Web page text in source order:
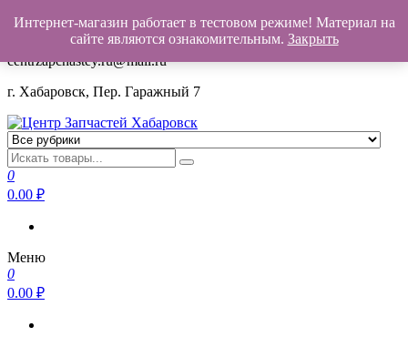
+7(962)503-00-25
centrzapchastey.ru@mail.ru
г. Хабаровск, Пер. Гаражный 7
Центр Запчастей Хабаровск
Запчасти для авто,
мото,бензопил,велосипедов,снегоходов,бензопил и т.д.
Хабаровск
0
0.00 ₽
Меню
0
0.00 ₽
Интернет-магазин работает в тестовом режиме! Материал на
сайте являются ознакомительным. Закрыть